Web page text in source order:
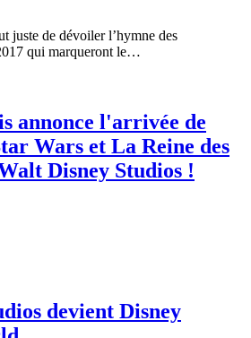
juste de dévoiler l’hymne des
qui marqueront le…
annonce l'arrivée de
Wars et La Reine des
Disney Studios !
devient Disney